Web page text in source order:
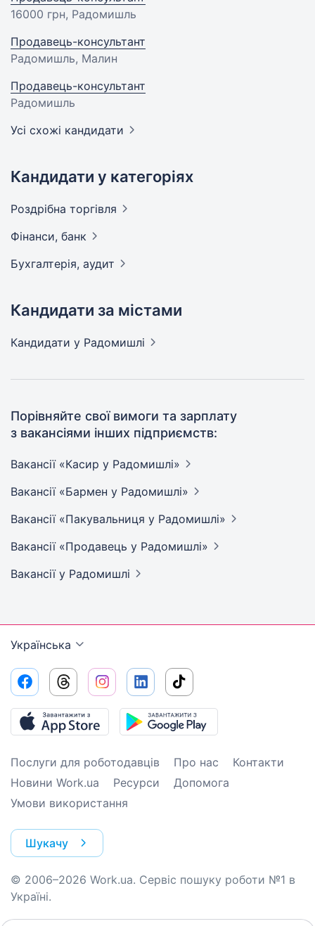
16000 грн, Радомишль
Продавець-консультант
Радомишль, Малин
Продавець-консультант
Радомишль
Усі схожі кандидати
Кандидати у категоріях
Роздрібна торгівля
Фінанси, банк
Бухгалтерія, аудит
Кандидати за містами
Кандидати у Радомишлі
Порівняйте свої вимоги та зарплату
з вакансіями інших підприємств:
Вакансії «Касир у Радомишлі»
Вакансії «Бармен у Радомишлі»
Вакансії «Пакувальниця у Радомишлі»
Вакансії «Продавець у Радомишлі»
Вакансії у Радомишлі
Українська
Послуги для роботодавців Про нас
Контакти
Новини Work.ua
Ресурси
Допомога
Умови використання
Шукачу
© 2006–2026 Work.ua. Сервіс пошуку роботи №1 в
Україні.